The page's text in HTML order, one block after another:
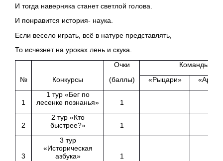
И тогда наверняка станет светлой голова.
И понравится история- наука.
Если весело играть, всё в натуре представлять,
То исчезнет на уроках лень и скука.
№ Конкурсы
Очки
(баллы)
Команды
«Рыцари»
1
1 тур «Бег по
лесенке познанья»
1
2
2 тур «Кто
быстрее?»
1
3
3 тур
«Историческая
азбука»
1